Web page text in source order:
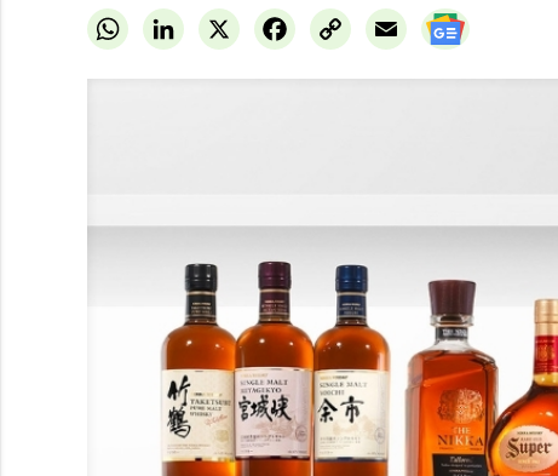
WhatsAppLinkedInX FacebookCopy
Link
Email